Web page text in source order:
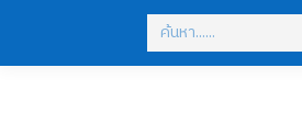
Search: